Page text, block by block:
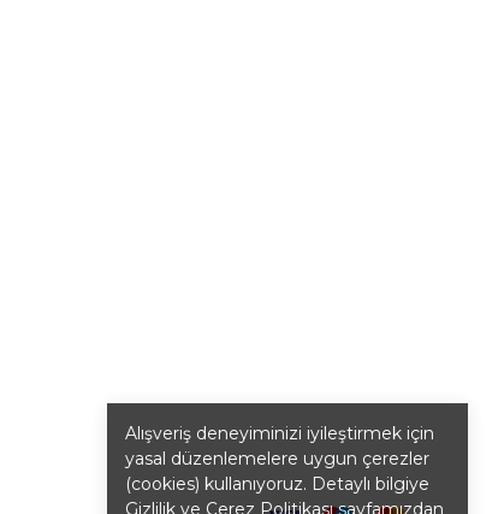
Alışveriş deneyiminizi iyileştirmek için
yasal düzenlemelere uygun çerezler
(cookies) kullanıyoruz. Detaylı bilgiye
Gizlilik ve Çerez Politikasısayfamızdan